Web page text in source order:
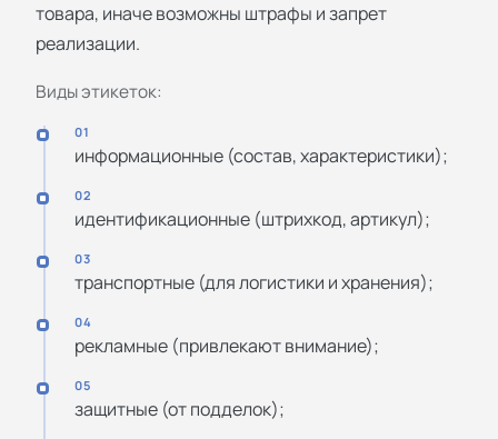
товара, иначе возможны штрафы и запрет
реализации.
Виды этикеток:
01
информационные (состав, характеристики);
02
идентификационные (штрихкод, артикул);
03
транспортные (для логистики и хранения);
04
рекламные (привлекают внимание);
05
защитные (от подделок);